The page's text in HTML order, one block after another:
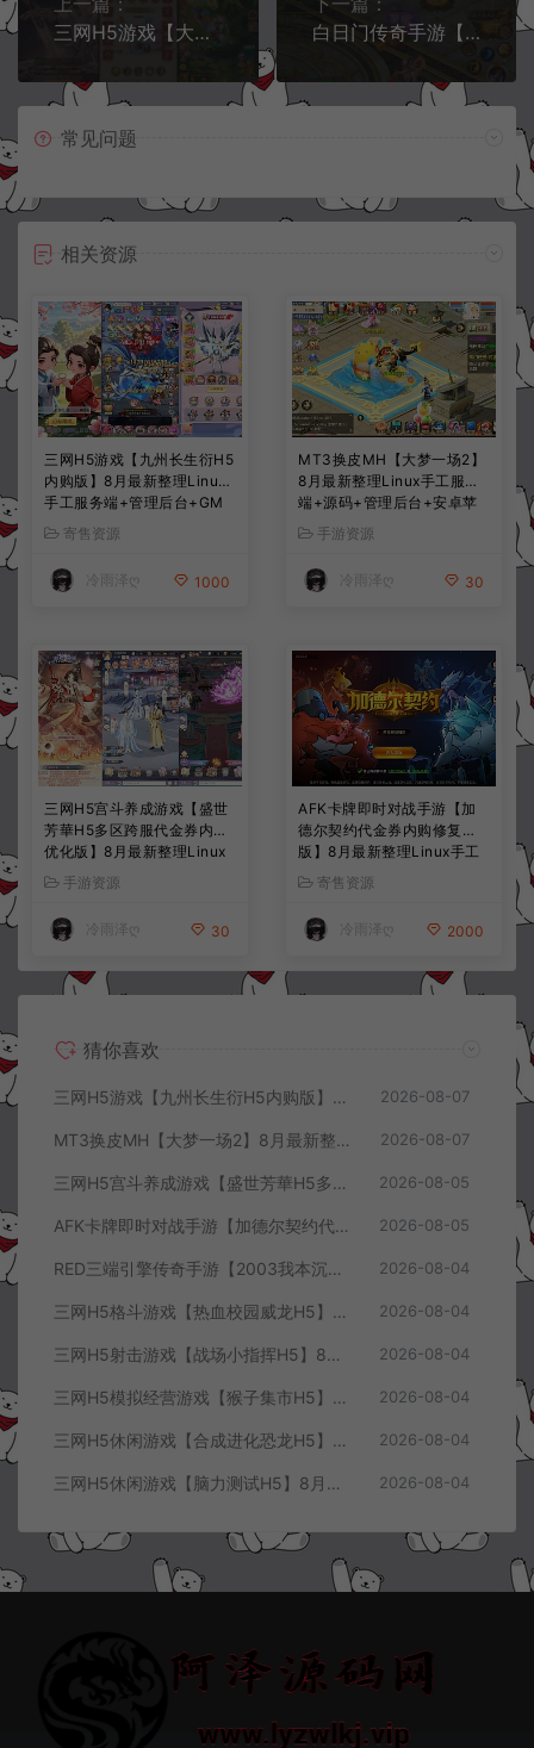
三网H5游戏【大圣轮回之精灵纪元H5】11月最新整理Linux手工服务端+多区+GM分级授权后台+详细搭建教程+视频教程
白日门传奇手游【不灭皇城单职业】11月最新整理Win一键服务端+明文资源+GM后台+安卓+详细搭建教程+视频教程
常见问题
相关资源
三网H5游戏【九州长生衍H5
内购版】8月最新整理Linux
手工服务端+管理后台+GM
授权后台+简易安卓客户端
+详细搭建教程+视频教程
寄售资源
冷雨泽ღ 1000
MT3换皮MH【大梦一场2】
8月最新整理Linux手工服务
端+源码+管理后台+安卓苹
果双端+详细搭建教程+视频
教程
手游资源
冷雨泽ღ 30
三网H5宫斗养成游戏【盛世
芳華H5多区跨服代金券内购
优化版】8月最新整理Linux
手工服务端+CDK授权后台
+全资源安卓+详细搭建教程
+视频教程
手游资源
冷雨泽ღ 30
AFK卡牌即时对战手游【加
德尔契约代金券内购修复
版】8月最新整理Linux手工
服务端+前后端全套源码+CD
K授权后台+安卓苹果双端
+详细搭建教程+视频教程
寄售资源
冷雨泽ღ 2000
猜你喜欢
三网H5游戏【九州长生衍H5内购版】8月最新整理Linux手工服务端+管理后台+GM授权后台+简易安卓客户端+详细搭建教程+视频教程 2026-08-07
MT3换皮MH【大梦一场2】8月最新整理Linux手工服务端+源码+管理后台+安卓苹果双端+详细搭建教程+视频教程 2026-08-07
三网H5宫斗养成游戏【盛世芳華H5多区跨服代金券内购优化版】8月最新整理Linux手工服务端+CDK授权后台+全资源安卓+详细搭建教程+视频教程 2026-08-05
AFK卡牌即时对战手游【加德尔契约代金券内购修复版】8月最新整理Linux手工服务端+前后端全套源码+CDK授权后台+安卓苹果双端+详细搭建教程+视频教程 2026-08-05
RED三端引擎传奇手游【2003我本沉默三职业】8月最新整理Win一键服务端+PC安卓+详细搭建教程 2026-08-04
三网H5格斗游戏【热血校园威龙H5】8月最新整理Linux手工服务端+Win一键服务端+解压即玩+简易安卓客户端+详细搭建教程 2026-08-04
三网H5射击游戏【战场小指挥H5】8月最新整理Linux手工服务端+Win一键服务端+解压即玩+简易安卓客户端+详细搭建教程 2026-08-04
三网H5模拟经营游戏【猴子集市H5】8月最新整理Linux手工服务端+Win一键服务端+解压即玩+简易安卓客户端+详细搭建教程 2026-08-04
三网H5休闲游戏【合成进化恐龙H5】8月最新整理Linux手工服务端+Win一键服务端+解压即玩+简易安卓客户端+详细搭建教程 2026-08-04
三网H5休闲游戏【脑力测试H5】8月最新整理Linux手工服务端+Win一键服务端+解压即玩+简易安卓客户端+详细搭建教程 2026-08-04